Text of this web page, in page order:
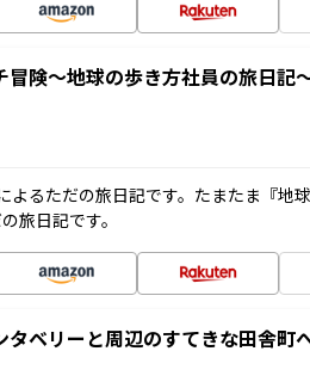
冒険～地球の歩き方社員の旅日記
よるただの旅日記です。たまたま『地
旅日記です。
タベリーと周辺のすてきな田舎町